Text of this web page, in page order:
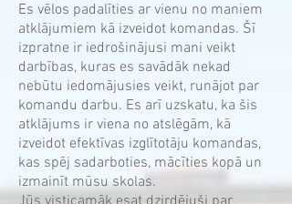
Es vēlos padalīties ar vienu no maniem
atklājumiem kā izveidot komandas. Šī
izpratne ir iedrošinājusi mani veikt
darbības, kuras es savādāk nekad
nebūtu iedomājusies veikt, runājot par
komandu darbu. Es arī uzskatu, ka šis
atklājums ir viena no atslēgām, kā
izveidot efektīvas izglītotāju komandas,
kas spēj sadarboties, mācīties kopā un
izmainīt mūsu skolas.